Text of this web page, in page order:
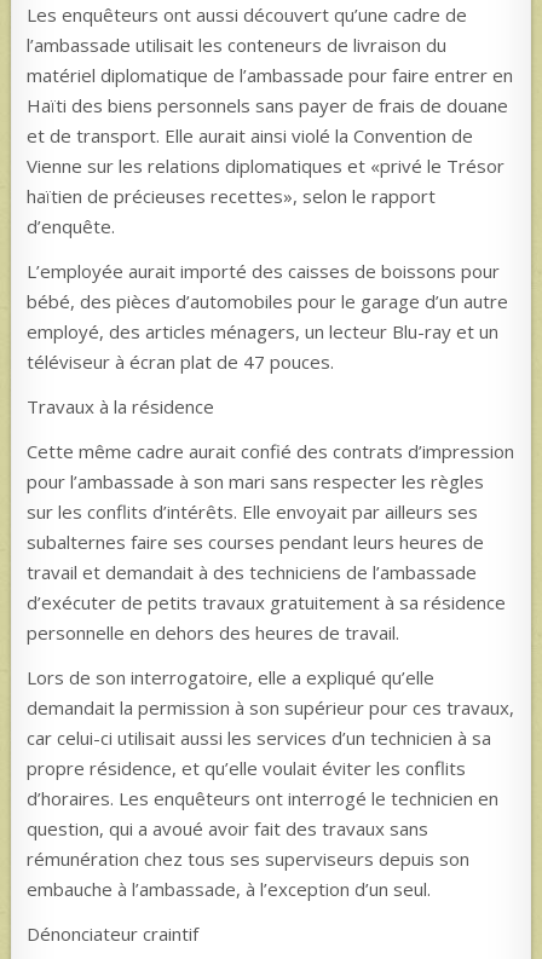
Les enquêteurs ont aussi découvert qu’une cadre de
l’ambassade utilisait les conteneurs de livraison du
matériel diplomatique de l’ambassade pour faire entrer en
Haïti des biens personnels sans payer de frais de douane
et de transport. Elle aurait ainsi violé la Convention de
Vienne sur les relations diplomatiques et «privé le Trésor
haïtien de précieuses recettes», selon le rapport
d’enquête.
L’employée aurait importé des caisses de boissons pour
bébé, des pièces d’automobiles pour le garage d’un autre
employé, des articles ménagers, un lecteur Blu-ray et un
téléviseur à écran plat de 47 pouces.
Travaux à la résidence
Cette même cadre aurait confié des contrats d’impression
pour l’ambassade à son mari sans respecter les règles
sur les conflits d’intérêts. Elle envoyait par ailleurs ses
subalternes faire ses courses pendant leurs heures de
travail et demandait à des techniciens de l’ambassade
d’exécuter de petits travaux gratuitement à sa résidence
personnelle en dehors des heures de travail.
Lors de son interrogatoire, elle a expliqué qu’elle
demandait la permission à son supérieur pour ces travaux,
car celui-ci utilisait aussi les services d’un technicien à sa
propre résidence, et qu’elle voulait éviter les conflits
d’horaires. Les enquêteurs ont interrogé le technicien en
question, qui a avoué avoir fait des travaux sans
rémunération chez tous ses superviseurs depuis son
embauche à l’ambassade, à l’exception d’un seul.
Dénonciateur craintif